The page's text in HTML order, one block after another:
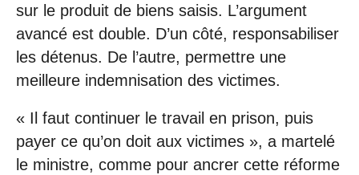
sur le produit de biens saisis. L’argument
avancé est double. D’un côté, responsabiliser
les détenus. De l’autre, permettre une
meilleure indemnisation des victimes.
« Il faut continuer le travail en prison, puis
payer ce qu’on doit aux victimes », a martelé
le ministre, comme pour ancrer cette réforme